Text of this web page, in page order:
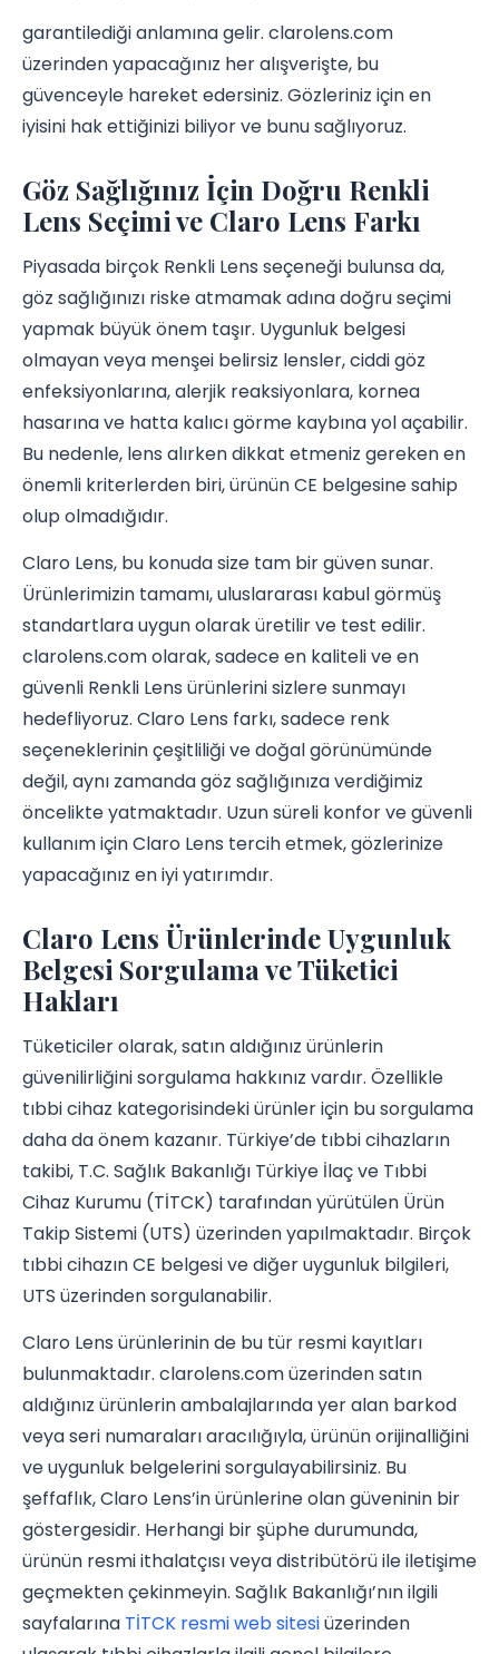
garantilediği anlamına gelir. clarolens.com
üzerinden yapacağınız her alışverişte, bu
güvenceyle hareket edersiniz. Gözleriniz için en
iyisini hak ettiğinizi biliyor ve bunu sağlıyoruz.
Göz Sağlığınız İçin Doğru Renkli
Lens Seçimi ve Claro Lens Farkı
Piyasada birçok Renkli Lens seçeneği bulunsa da,
göz sağlığınızı riske atmamak adına doğru seçimi
yapmak büyük önem taşır. Uygunluk belgesi
olmayan veya menşei belirsiz lensler, ciddi göz
enfeksiyonlarına, alerjik reaksiyonlara, kornea
hasarına ve hatta kalıcı görme kaybına yol açabilir.
Bu nedenle, lens alırken dikkat etmeniz gereken en
önemli kriterlerden biri, ürünün CE belgesine sahip
olup olmadığıdır.
Claro Lens, bu konuda size tam bir güven sunar.
Ürünlerimizin tamamı, uluslararası kabul görmüş
standartlara uygun olarak üretilir ve test edilir.
clarolens.com olarak, sadece en kaliteli ve en
güvenli Renkli Lens ürünlerini sizlere sunmayı
hedefliyoruz. Claro Lens farkı, sadece renk
seçeneklerinin çeşitliliği ve doğal görünümünde
değil, aynı zamanda göz sağlığınıza verdiğimiz
öncelikte yatmaktadır. Uzun süreli konfor ve güvenli
kullanım için Claro Lens tercih etmek, gözlerinize
yapacağınız en iyi yatırımdır.
Claro Lens Ürünlerinde Uygunluk
Belgesi Sorgulama ve Tüketici
Hakları
Tüketiciler olarak, satın aldığınız ürünlerin
güvenilirliğini sorgulama hakkınız vardır. Özellikle
tıbbi cihaz kategorisindeki ürünler için bu sorgulama
daha da önem kazanır. Türkiye’de tıbbi cihazların
takibi, T.C. Sağlık Bakanlığı Türkiye İlaç ve Tıbbi
Cihaz Kurumu (TİTCK) tarafından yürütülen Ürün
Takip Sistemi (UTS) üzerinden yapılmaktadır. Birçok
tıbbi cihazın CE belgesi ve diğer uygunluk bilgileri,
UTS üzerinden sorgulanabilir.
Claro Lens ürünlerinin de bu tür resmi kayıtları
bulunmaktadır. clarolens.com üzerinden satın
aldığınız ürünlerin ambalajlarında yer alan barkod
veya seri numaraları aracılığıyla, ürünün orijinalliğini
ve uygunluk belgelerini sorgulayabilirsiniz. Bu
şeffaflık, Claro Lens’in ürünlerine olan güveninin bir
göstergesidir. Herhangi bir şüphe durumunda,
ürünün resmi ithalatçısı veya distribütörü ile iletişime
geçmekten çekinmeyin. Sağlık Bakanlığı’nın ilgili
sayfalarına TİTCK resmi web sitesiüzerinden